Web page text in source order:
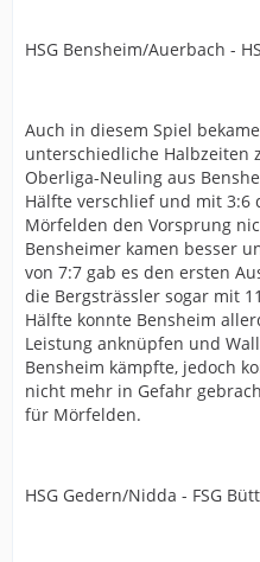
HSG Bensheim/Auerbach -
Auch in diesem Spiel
unterschiedliche Halbzeiten
Oberliga-Neuling aus
Hälfte verschlief und mit 3:6
Mörfelden den Vorsprung
Bensheimer kamen besser
von 7:7 gab es den ersten
die Bergsträssler sogar mit
Hälfte konnte Bensheim
Leistung anknüpfen und
Bensheim kämpfte, jedoch
nicht mehr in Gefahr
für Mörfelden.
HSG Gedern/Nidda - FSG